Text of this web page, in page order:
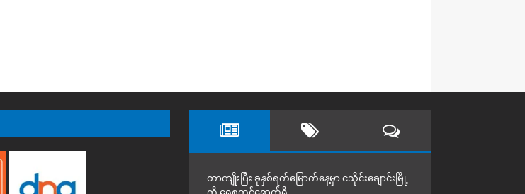
တာကျိုးပြီး ခုနှစ်ရက်မြောက်နေ့မှာ ငသိုင်းချောင်းမြို့